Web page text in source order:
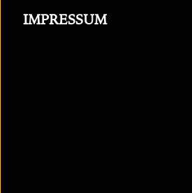
IMPRESSUM